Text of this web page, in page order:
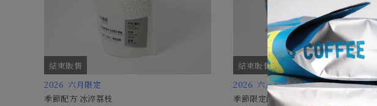
結束販售
2026 六月限定
季節配方 冰淬荔枝
結束販售
2026 六月限定
季節限定配方 冰淬荔枝